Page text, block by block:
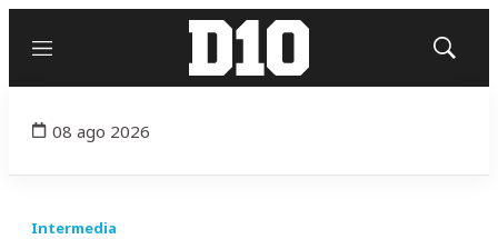
Menú
Mostrar
08 ago 2026
Intermedia